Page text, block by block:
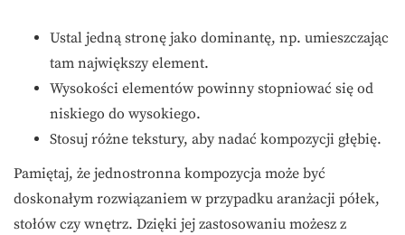
Ustal jedną stronę jako dominantę, np. umieszczając
tam największy element.
Wysokości elementów powinny stopniować się od
niskiego do wysokiego.
Stosuj różne tekstury, aby nadać kompozycji głębię.
Pamiętaj, że jednostronna kompozycja może być
doskonałym rozwiązaniem w przypadku aranżacji półek,
stołów czy wnętrz. Dzięki jej zastosowaniu możesz z